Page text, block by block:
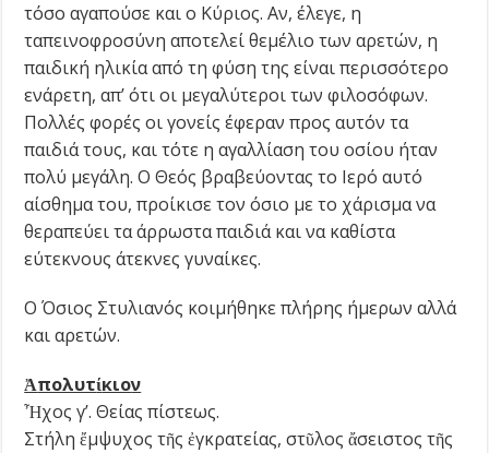
τόσο αγαπούσε και ο Κύριος. Αν, έλεγε, η
ταπεινοφροσύνη αποτελεί θεμέλιο των αρετών, η
παιδική ηλικία από τη φύση της είναι περισσότερο
ενάρετη, απ’ ότι οι μεγαλύτεροι των φιλοσόφων.
Πολλές φορές οι γονείς έφεραν προς αυτόν τα
παιδιά τους, και τότε η αγαλλίαση του οσίου ήταν
πολύ μεγάλη. Ο Θεός βραβεύοντας το Ιερό αυτό
αίσθημα του, προίκισε τον όσιο με το χάρισμα να
θεραπεύει τα άρρωστα παιδιά και να καθίστα
εύτεκνους άτεκνες γυναίκες.
Ο Όσιος Στυλιανός κοιμήθηκε πλήρης ήμερων αλλά
και αρετών.
Ἀπολυτίκιον
Ἦχος γ’. Θείας πίστεως.
Στήλη ἔμψυχος τῆς ἐγκρατείας, στῦλος ἄσειστος τῆς